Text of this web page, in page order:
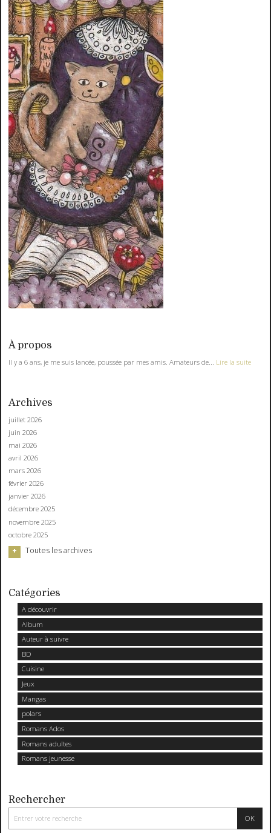
À propos
Il y a 6 ans, je me suis lancée, poussée par mes amis. Amateurs de... Lire la suite
Archives
juillet 2026
juin 2026
mai 2026
avril 2026
mars 2026
février 2026
janvier 2026
décembre 2025
novembre 2025
octobre 2025
Toutes les archives
Catégories
A découvrir
Album
Auteur à suivre
BD
Cuisine
Jeux
Mangas
polars
Romans Ados
Romans adultes
Romans jeunesse
Rechercher